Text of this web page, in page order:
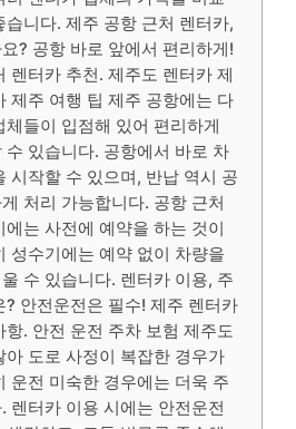
습니다. 제주 공항 근처 렌터카,
? 공항 바로 앞에서 편리하게!
렌터카 추천. 제주도 렌터카 제
제주 여행 팁 제주 공항에는 다
체들이 입점해 있어 편리하게
수 있습니다. 공항에서 바로 차
시작할 수 있으며, 반납 역시 공
처리 가능합니다. 공항 근처
에는 사전에 예약을 하는 것이
성수기에는 예약 없이 차량을
수 있습니다. 렌터카 이용, 주
? 안전운전은 필수! 제주 렌터카
항. 안전 운전 주차 보험 제주도
아 도로 사정이 복잡한 경우가
운전 미숙한 경우에는 더욱 주
렌터카 이용 시에는 안전운전